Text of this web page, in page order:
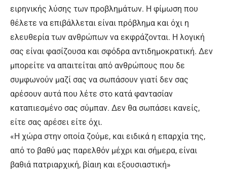
ειρηνικής λύσης των προβλημάτων. Η φίμωση που
θέλετε να επιβάλλεται είναι πρόβλημα και όχι η
ελευθερία των ανθρώπων να εκφράζονται. Η λογική
σας είναι φασίζουσα και σφόδρα αντιδημοκρατική. Δεν
μπορείτε να απαιτείται από ανθρώπους που δε
συμφωνούν μαζί σας να σωπάσουν γιατί δεν σας
αρέσουν αυτά που λέτε στο κατά φαντασίαν
καταπιεσμένο σας σύμπαν. Δεν θα σωπάσει κανείς,
είτε σας αρέσει είτε όχι.
«Η χώρα στην οποία ζούμε, και ειδικά η επαρχία της,
από το βαθύ μας παρελθόν μέχρι και σήμερα, είναι
βαθιά πατριαρχική, βίαιη και εξουσιαστική»